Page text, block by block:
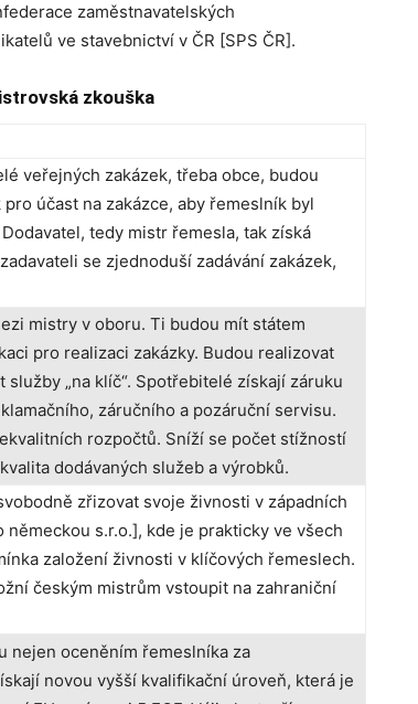
zaměstnavatelských
ve stavebnictví v ČR [SPS ČR].
zkouška
veřejných zakázek, třeba obce, budou
účast na zakázce, aby řemeslník byl
tedy mistr řemesla, tak získá
se zjednoduší zadávání zakázek,
mistry v oboru. Ti budou mít státem
pro realizaci zakázky. Budou realizovat
„na klíč“. Spotřebitelé získají záruku
záručního a pozáruční servisu.
rozpočtů. Sníží se počet stížností
dodávaných služeb a výrobků.
zřizovat svoje živnosti v západních
německou s.r.o.], kde je prakticky ve všech
založení živnosti v klíčových řemeslech.
českým mistrům vstoupit na zahraniční
nejen oceněním řemeslníka za
novou vyšší kvalifikační úroveň, která je